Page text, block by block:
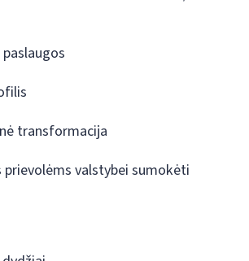
transformacija
prievolėms valstybei sumokėti